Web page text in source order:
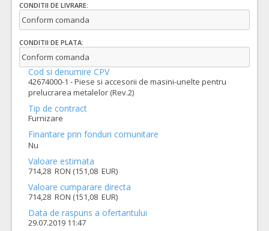
CONDITII DE LIVRARE:
Conform comanda
CONDITII DE PLATA:
Conform comanda
Cod si denumire CPV
42674000-1 - Piese si accesorii de masini-unelte pentru
prelucrarea metalelor (Rev.2)
Tip de contract
Furnizare
Finantare prin fonduri comunitare
Nu
Valoare estimata
714,28 RON (151,08 EUR)
Valoare cumparare directa
714,28 RON (151,08 EUR)
Data de raspuns a ofertantului
29.07.2019 11:47